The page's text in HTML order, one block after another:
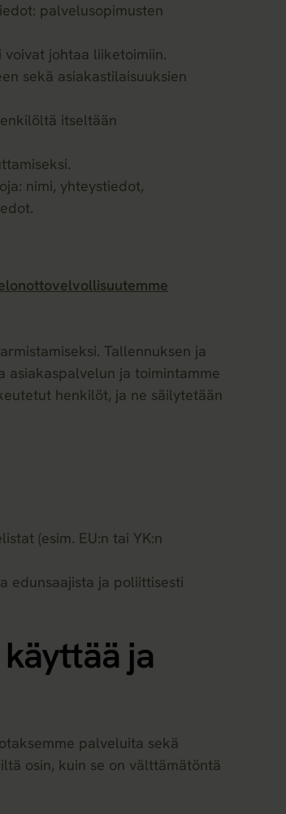
palvelusopimusten
johtaa liiketoimiin.
sekä asiakastilaisuuksien
itseltään
nimi, yhteystiedot,
Tallennuksen ja
ja toimintamme
henkilöt, ja ne säilytetään
(esim. EU:n tai YK:n
edunsaajista ja poliittisesti
ja
palveluita sekä
osin, kuin se on välttämätöntä